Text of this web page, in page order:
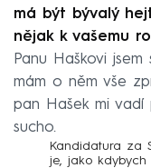
má být bývalý
nějak k vašemu
Panu Haškovi
mám o něm vše
pan Hašek mi vadí
sucho.
Kandidatura za
je, jako kdybych